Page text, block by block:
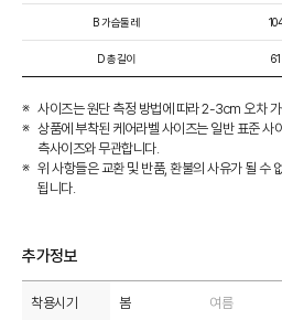
B 가슴둘레
D 총길이
104
61
사이즈는 원단 측정 방법에 따라 2-3cm 오차
상품에 부착된 케어라벨 사이즈는 일반 표준 사
측사이즈와 무관합니다.
위 사항들은 교환 및 반품, 환불의 사유가 될 수
됩니다.
추가정보
착용시기 봄 여름